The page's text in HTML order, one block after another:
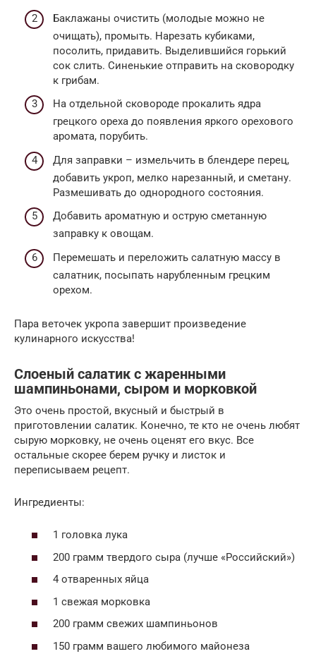
Баклажаны очистить (молодые можно не
очищать), промыть. Нарезать кубиками,
посолить, придавить. Выделившийся горький
сок слить. Синенькие отправить на сковородку
к грибам.
На отдельной сковороде прокалить ядра
грецкого ореха до появления яркого орехового
аромата, порубить.
Для заправки – измельчить в блендере перец,
добавить укроп, мелко нарезанный, и сметану.
Размешивать до однородного состояния.
Добавить ароматную и острую сметанную
заправку к овощам.
Перемешать и переложить салатную массу в
салатник, посыпать нарубленным грецким
орехом.
Пара веточек укропа завершит произведение
кулинарного искусства!
Слоеный салатик с жаренными
шампиньонами, сыром и морковкой
Это очень простой, вкусный и быстрый в
приготовлении салатик. Конечно, те кто не очень любят
сырую морковку, не очень оценят его вкус. Все
остальные скорее берем ручку и листок и
переписываем рецепт.
Ингредиенты:
1 головка лука
200 грамм твердого сыра (лучше «Российский»)
4 отваренных яйца
1 свежая морковка
200 грамм свежих шампиньонов
150 грамм вашего любимого майонеза